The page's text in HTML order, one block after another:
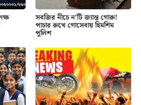
সবজির নীচে ন’টি জ্যান্ত গোরু!
পাচার রুখে গোসেবায় হিমশিম
পুলিশ